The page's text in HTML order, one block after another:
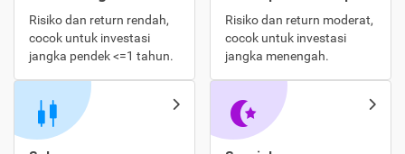
Risiko dan return rendah,
cocok untuk investasi
jangka pendek <=1 tahun.
Risiko dan return moderat,
cocok untuk investasi
jangka menengah.